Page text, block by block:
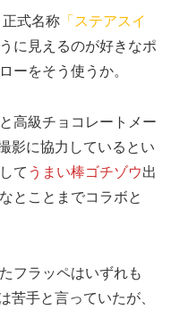
式名称 「ステアスイ
に見えるのが好きなポ
ーをそう使うか。
高級チョコレートメー
影に協力しているとい
て うまい棒ゴチゾウ出
とことまでコラボと
フラッペはいずれも
苦手と言っていたが、